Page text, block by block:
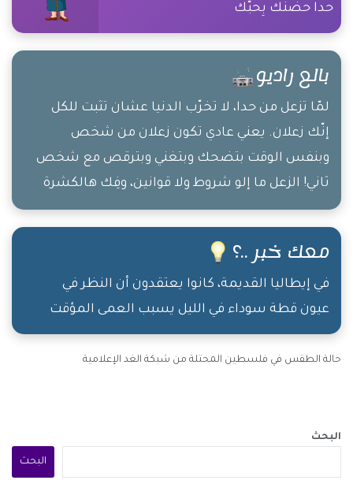
حدا حضَنَك بِحبّك
بالع راديو
لمّا تزعل من حدا، لا تخرّب الدنيا عشان تثبت للكل
إنّك زعلان. يعني عادي تكون زعلان من شخص
وبنفس الوقت بتضحك وبتغني وبترقص مع شخص
ثاني! الزعل ما إلو شروط ولا قوانين، وفِك هالكشرة
اللي بتقطع الخميرة من الخبز، اليوم اللي ما بتضحك
معك خبر ..؟
في إيطاليا القديمة، كانوا يعتقدون أن النظر في
عيون قطة سوداء في الليل يسبب العمى المؤقت
حالة الطقس في فلسطين المحتلة من شبكة الغد الإعلامية
البحث
البحث